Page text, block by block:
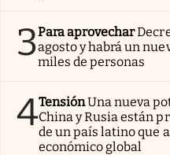
3Para aprovechar
agosto y habrá un
miles de personas
4TensiónUna nueva
China y Rusia están
de un país latino que
económico global